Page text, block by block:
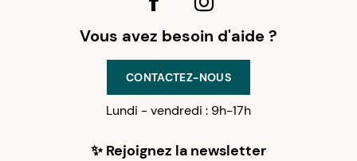
Vous avez besoin d'aide ?
CONTACTEZ-NOUS
Lundi - vendredi : 9h-17h
✨ Rejoignez la newsletter